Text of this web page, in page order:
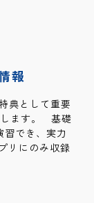
報
典として重要
します。 基礎
でき、実力
リにのみ収録